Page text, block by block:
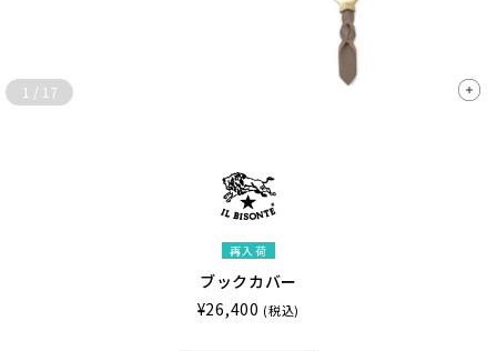
1 / 17
再入荷
ブックカバー
¥26,400 (税込)